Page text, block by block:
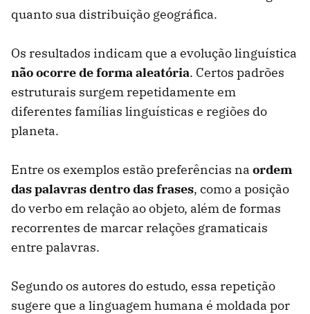
quanto sua distribuição geográfica.
Os resultados indicam que a evolução linguística
não ocorre de forma aleatória. Certos padrões
estruturais surgem repetidamente em
diferentes famílias linguísticas e regiões do
planeta.
Entre os exemplos estão preferências na ordem
das palavras dentro das frases, como a posição
do verbo em relação ao objeto, além de formas
recorrentes de marcar relações gramaticais
entre palavras.
Segundo os autores do estudo, essa repetição
sugere que a linguagem humana é moldada por